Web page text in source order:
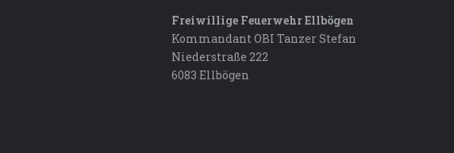
Freiwillige Feuerwehr Ellbögen
Kommandant OBI Tanzer Stefan
Niederstraße 222
6083 Ellbögen